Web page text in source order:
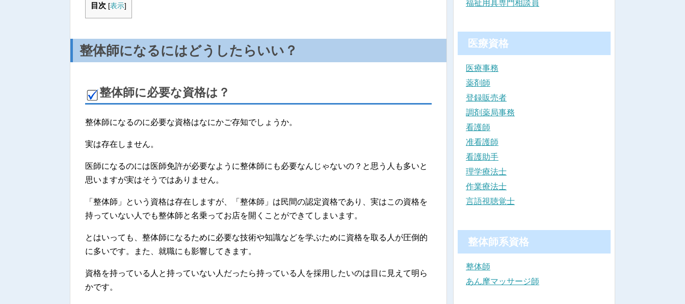
目次 [表示]
整体師になるにはどうしたらいい？
整体師に必要な資格は？
整体師になるのに必要な資格はなにかご存知でしょうか。
実は存在しません。
医師になるのには医師免許が必要なように整体師にも必要なんじゃないの？と思う人も多いと
思いますが実はそうではありません。
「整体師」という資格は存在しますが、「整体師」は民間の認定資格であり、実はこの資格を
持っていない人でも整体師と名乗ってお店を開くことができてしまいます。
とはいっても、整体師になるために必要な技術や知識などを学ぶために資格を取る人が圧倒的
に多いです。また、就職にも影響してきます。
資格を持っている人と持っていない人だったら持っている人を採用したいのは目に見えて明ら
かです。
福祉用具専門相談員
医療資格
医療事務
薬剤師
登録販売者
調剤薬局事務
看護師
准看護師
看護助手
理学療法士
作業療法士
言語視聴覚士
整体師系資格
整体師
あん摩マッサージ師